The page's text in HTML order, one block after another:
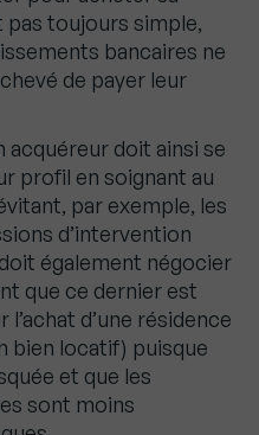
pas toujours simple,
bancaires ne
de payer leur
acquéreur doit ainsi se
profil en soignant au
par exemple, les
d’intervention
également négocier
que ce dernier est
d’une résidence
bien locatif) puisque
et que les
sont moins